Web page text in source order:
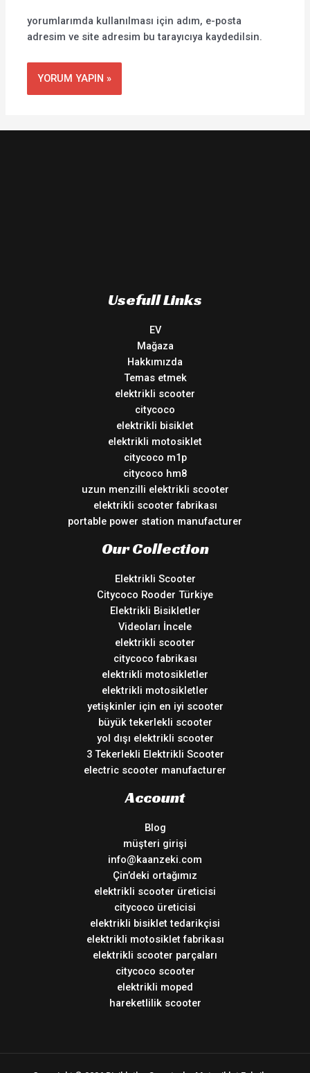
yorumlarımda kullanılması için adım, e-posta
adresim ve site adresim bu tarayıcıya kaydedilsin.
Usefull Links
EV
Mağaza
Hakkımızda
Temas etmek
elektrikli scooter
citycoco
elektrikli bisiklet
elektrikli motosiklet
citycoco m1p
citycoco hm8
uzun menzilli elektrikli scooter
elektrikli scooter fabrikası
portable power station manufacturer
Our Collection
Elektrikli Scooter
Citycoco Rooder Türkiye
Elektrikli Bisikletler
Videoları İncele
elektrikli scooter
citycoco fabrikası
elektrikli motosikletler
elektrikli motosikletler
yetişkinler için en iyi scooter
büyük tekerlekli scooter
yol dışı elektrikli scooter
3 Tekerlekli Elektrikli Scooter
electric scooter manufacturer
Account
Blog
müşteri girişi
info@kaanzeki.com
Çin’deki ortağımız
elektrikli scooter üreticisi
citycoco üreticisi
elektrikli bisiklet tedarikçisi
elektrikli motosiklet fabrikası
elektrikli scooter parçaları
citycoco scooter
elektrikli moped
hareketlilik scooter